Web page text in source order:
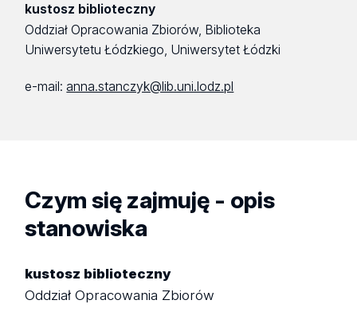
kustosz biblioteczny
Oddział Opracowania Zbiorów, Biblioteka
Uniwersytetu Łódzkiego, Uniwersytet Łódzki
e-mail:anna.stanczyk@lib.uni.lodz.pl
Czym się zajmuję - opis
stanowiska
kustosz biblioteczny
Oddział Opracowania Zbiorów